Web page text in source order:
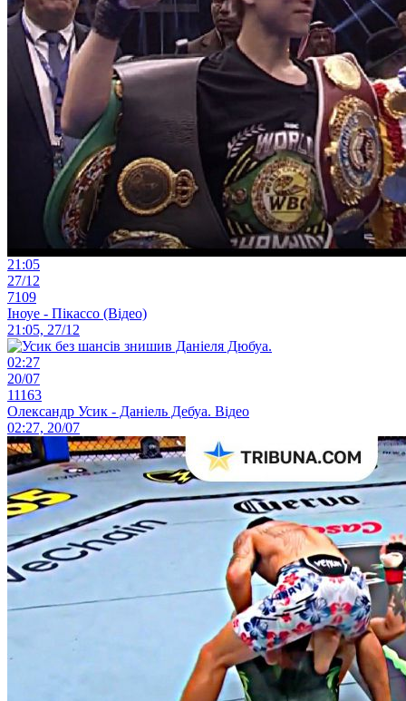
21:05
27/12
7109
Іноуе - Пікассо (Відео)
21:05, 27/12
02:27
20/07
11163
Олександр Усик - Даніель Дебуа. Відео
02:27, 20/07